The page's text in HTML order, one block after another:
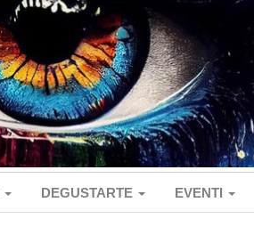
DEGUSTARTE EVENTI